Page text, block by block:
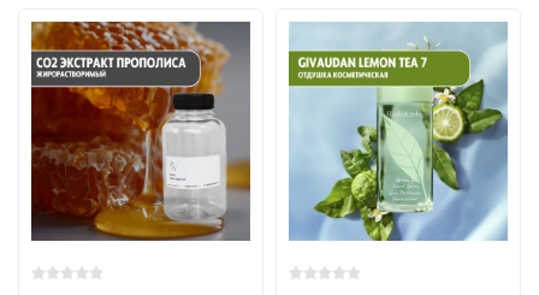
противовоспалительное и дезодорирующее действия.
Укрепляет и повышает естественный иммунитет кожи,
выравнивает ее тон и улучшает качество кожных покровов.
Повышает сопротивляемость организма к негативным
внешним факторам. Снимает напряжение и усталость. Может
использоваться в качестве ополаскивателя для ротовой
полости (развести водой), снимает кровоточивость десен.
выравнивает тон кожи, может применяться в чистом виде.